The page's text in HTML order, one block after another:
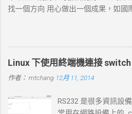
connect-timeout 設定時間內未完成
HTTP 請求，根據 URL 設定不同的請
）。 過程 ： curl 構建 HTTP 請求標
（如表單數據），然後通過已建立的
服器。 結果 ：伺服器接收請求並準
問題，則請求可能中止或失敗。 4. 伺
目標 ：伺服器根據請求的 URL 路徑
容。 過程 ：伺服器確認請求內容後，
找一個方向 用心做出一個成果，如國
路。以目前技術而言要就做最大最廣
X-windows上程式的開發： http://
http://tavi.debian.org.tw/
Java在嵌入式系統上的開發 當然如果
等著我去讀，但好的工作不是常常有
Linux 下使用終端機連接
作者： mtchang 12月 11, 2014
RS232 是很多資訊設